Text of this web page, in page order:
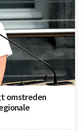
omstreden